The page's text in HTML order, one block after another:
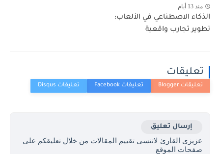
منذ 13 أيام
الذكاء الاصطناعي في الألعاب:
تطوير تجارب واقعية
تعليقات
إرسال تعليق
عزيزى القارئ لاتنسى تقييم المقالات من خلال تعليقكم على
صفحات الموقع